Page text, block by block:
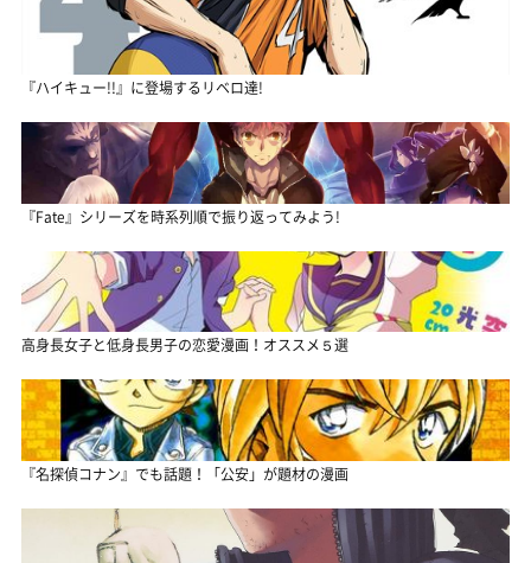
『ハイキュー!!』に登場するリベロ達!
『Fate』シリーズを時系列順で振り返ってみよう!
高身長女子と低身長男子の恋愛漫画！オススメ５選
『名探偵コナン』でも話題！「公安」が題材の漫画